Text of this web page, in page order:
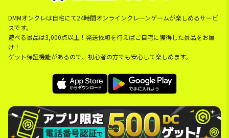
DMMオンクレは自宅にて24時間オンラインクレーンゲームが楽しめるサービ
スです。
遊べる景品は3,000点以上！発送依頼を行えばご自宅に獲得した景品をお届
け！
ゲット保証機能があるので、初心者の方でも安心して楽しめます。